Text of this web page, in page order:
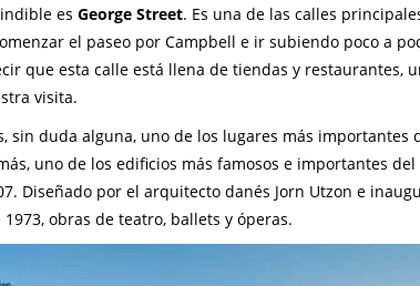
es George Street. Es una de las calles
el paseo por Campbell e ir subiendo poco a
que esta calle está llena de tiendas y
visita.
sin duda alguna, uno de los lugares más importantes
uno de los edificios más famosos e importantes
Diseñado por el arquitecto danés Jorn Utzon e
obras de teatro, ballets y óperas.